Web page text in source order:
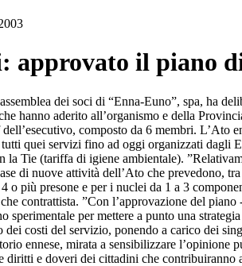
il piano
dei soci di “Enna-Euno”, spa, ha
hanno aderito all’organismo e della
composto da 6 membri. L’Ato
quei servizi fino ad oggi organizzati dagli
Tie (tariffa di igiene ambientale).
di nuove attività dell’Ato che prevedono,
o più presone e per i nuclei da 1 a 3
contrattista. ”Con l’approvazione del
sperimentale per mettere a punto una
dei costi del servizio, ponendo a carico dei
ennese, mirata a sensibilizzare l’opinione
diritti e doveri dei cittadini che